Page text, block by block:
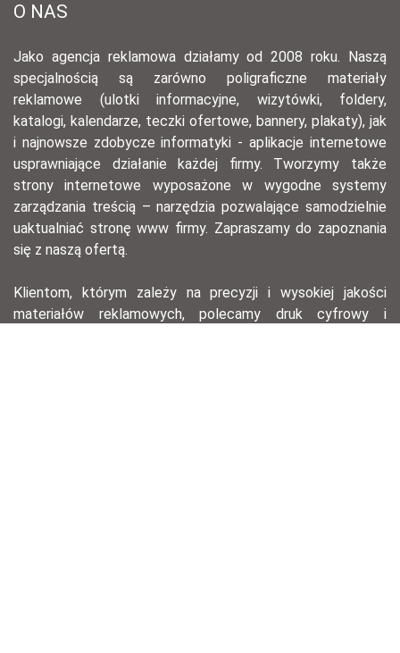
O NAS
Jako agencja reklamowa działamy od 2008 roku. Naszą
specjalnością są zarówno poligraficzne materiały
reklamowe (ulotki informacyjne, wizytówki, foldery,
katalogi, kalendarze, teczki ofertowe, bannery, plakaty), jak
i najnowsze zdobycze informatyki - aplikacje internetowe
usprawniające działanie każdej firmy. Tworzymy także
strony internetowe wyposażone w wygodne systemy
zarządzania treścią – narzędzia pozwalające samodzielnie
uaktualniać stronę www firmy. Zapraszamy do zapoznania
się z naszą ofertą.
Klientom, którym zależy na precyzji i wysokiej jakości
materiałów reklamowych, polecamy druk cyfrowy i